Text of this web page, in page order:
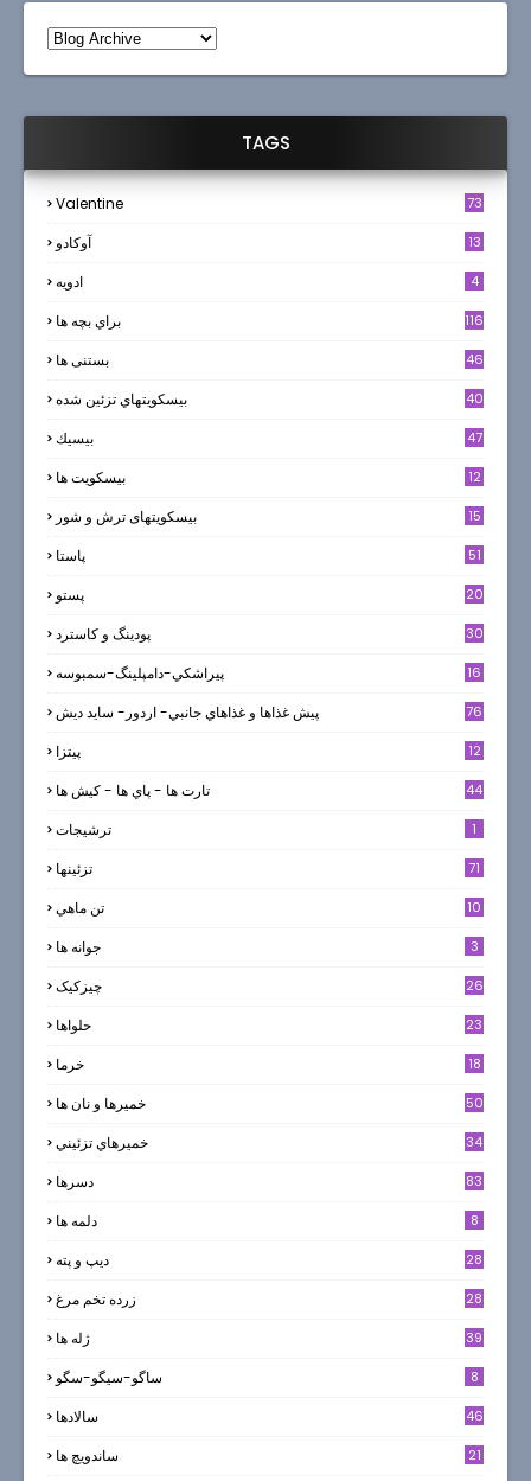
TAGS
Valentine 73
آوکادو 13
ادويه 4
براي بچه ها 116
بستنی ها 46
بيسكويتهاي تزئين شده 40
بيسيك 47
بیسکویت ها
12
بیسکویتهای ترش و شور 15
پاستا 51
پستو 20
پودینگ و کاسترد 30
پيراشكي-دامپلينگ-سمبوسه 16
پيش غذاها و غذاهاي جانبي- اردور- سايد ديش 76
پیتزا 12
تارت ها - پاي ها - كيش ها 44
ترشيجات 1
تزئینها 71
تن ماهي 10
جوانه ها 3
چیزکیک 26
حلواها 23
خرما 18
خميرها و نان ها 50
خميرهاي تزئيني 34
دسرها 83
دلمه ها 8
ديپ و پته 28
زرده تخم مرغ 28
ژله ها 39
ساگو-سیگو-سگو 8
سالادها 46
ساندویچ ها 21